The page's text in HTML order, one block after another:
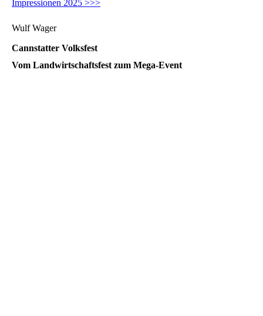
Impressionen 2025 >>>
Wulf Wager
Cannstatter Volksfest
Vom Landwirtschaftsfest zum Mega-Event